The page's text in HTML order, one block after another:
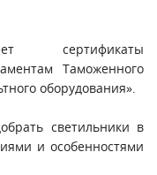
сертификаты
Таможенного
оборудования».
светильники в
и особенностями